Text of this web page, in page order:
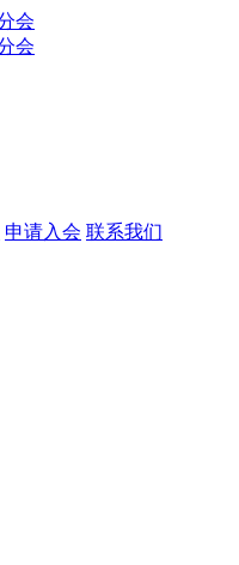
申请入会 联系我们